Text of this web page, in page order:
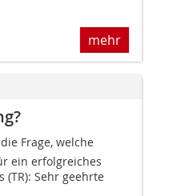
mehr
Frage, welche
ein erfolgreiches
(TR): Sehr geehrte